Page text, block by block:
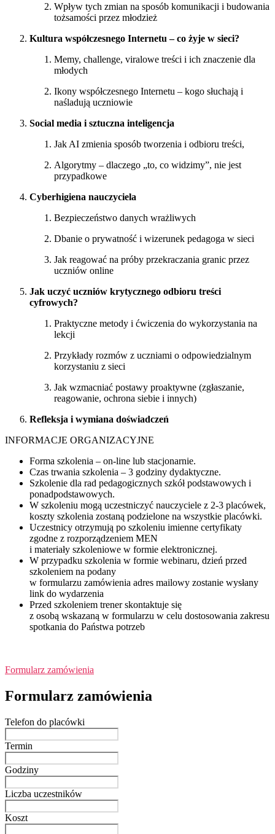
Wpływ tych zmian na sposób komunikacji i budowania
tożsamości przez młodzież
Kultura współczesnego Internetu – co żyje w sieci?
Memy, challenge, viralowe treści i ich znaczenie dla
młodych
Ikony współczesnego Internetu – kogo słuchają i
naśladują uczniowie
Social media i sztuczna inteligencja
Jak AI zmienia sposób tworzenia i odbioru treści,
Algorytmy – dlaczego „to, co widzimy”, nie jest
przypadkowe
Cyberhigiena nauczyciela
Bezpieczeństwo danych wrażliwych
Dbanie o prywatność i wizerunek pedagoga w sieci
Jak reagować na próby przekraczania granic przez
uczniów online
Jak uczyć uczniów krytycznego odbioru treści
cyfrowych?
Praktyczne metody i ćwiczenia do wykorzystania na
lekcji
Przykłady rozmów z uczniami o odpowiedzialnym
korzystaniu z sieci
Jak wzmacniać postawy proaktywne (zgłaszanie,
reagowanie, ochrona siebie i innych)
Refleksja i wymiana doświadczeń
INFORMACJE ORGANIZACYJNE
Forma szkolenia – on-line lub stacjonarnie.
Czas trwania szkolenia – 3 godziny dydaktyczne.
Szkolenie dla rad pedagogicznych szkół podstawowych i
ponadpodstawowych.
W szkoleniu mogą uczestniczyć nauczyciele z 2-3 placówek,
koszty szkolenia zostaną podzielone na wszystkie placówki.
Uczestnicy otrzymują po szkoleniu imienne certyfikaty
zgodne z rozporządzeniem MEN
i materiały szkoleniowe w formie elektronicznej.
W przypadku szkolenia w formie webinaru, dzień przed
szkoleniem na podany
w formularzu zamówienia adres mailowy zostanie wysłany
link do wydarzenia
Przed szkoleniem trener skontaktuje się
z osobą wskazaną w formularzu w celu dostosowania zakresu
spotkania do Państwa potrzeb
Formularz zamówienia
Formularz zamówienia
Telefon do placówki
Termin
Godziny
Liczba uczestników
Koszt